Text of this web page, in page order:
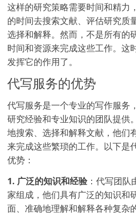
这样的研究策略需要时间和精力
的时间去搜索文献、评估研究质
选择和解释。然而，不是所有的
时间和资源来完成这些工作。这
发挥它的作用了。
代写服务的优势
代写服务是一个专业的写作服务
研究经验和专业知识的团队提供
地搜索、选择和解释文献，他们
来完成这些繁琐的工作。以下是
优势：
1. 广泛的知识和经验：代写团队
家组成，他们具有广泛的知识和
面、准确地理解和解释各种复杂